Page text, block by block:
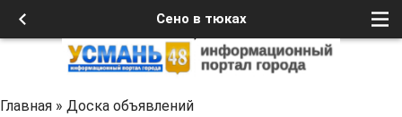
Сено в тюках
Главная » Доска объявлений